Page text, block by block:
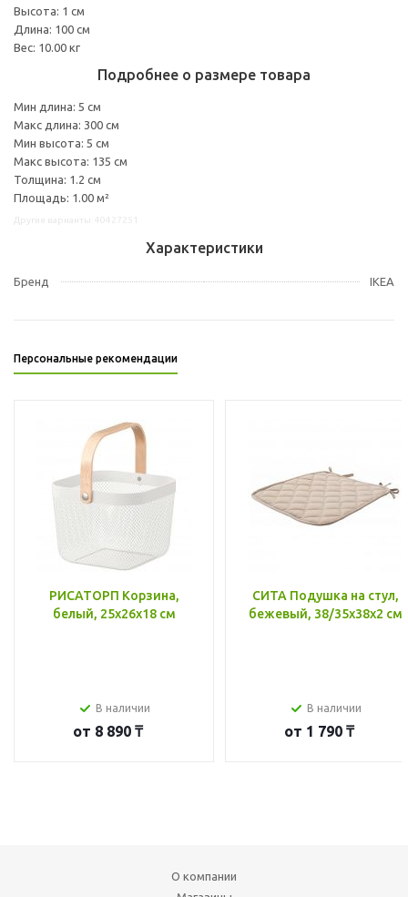
Высота: 1 см
Длина: 100 см
Вес: 10.00 кг
Подробнее о размере товара
Мин длина: 5 см
Макс длина: 300 см
Мин высота: 5 см
Макс высота: 135 см
Толщина: 1.2 см
Площадь: 1.00 м²
Характеристики
Бренд IKEA
Персональные рекомендации
РИСАТОРП Корзина,
белый, 25x26x18 см
В наличии
от 8 890 ₸
СИТА Подушка на стул,
бежевый, 38/35x38x2 см
В наличии
от 1 790 ₸
О компании